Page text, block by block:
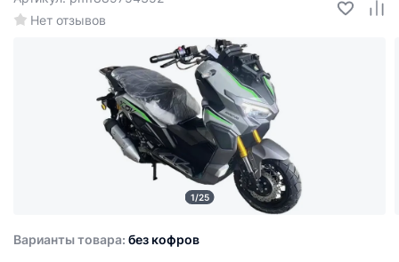
Нет отзывов
1/25
Варианты товара: без кофров